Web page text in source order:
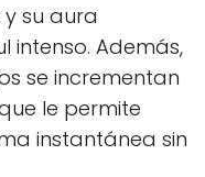
su aura
intenso. Además,
se incrementan
le permite
instantánea sin